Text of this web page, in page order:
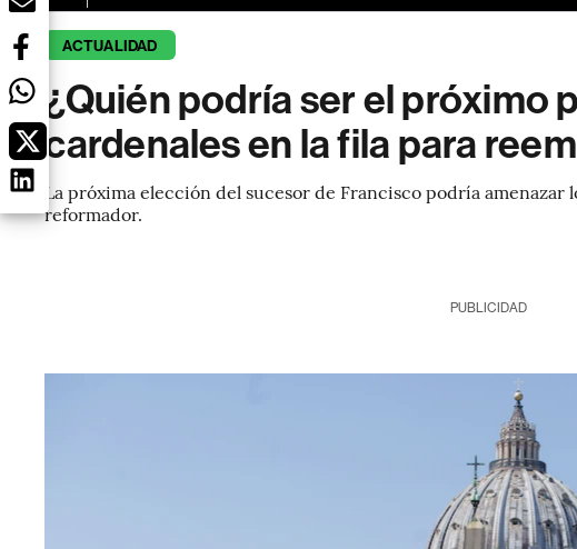
ACTUALIDAD
¿Quién podría ser el próximo
cardenales en la fila para
La próxima elección del sucesor de Francisco podría amenazar
reformador.
PUBLICIDAD